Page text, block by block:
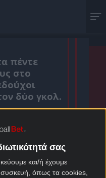
σας
και/ή έχουμε
όπως τα cookies,
πέντε
στο
δύο γκολ.
στην Google